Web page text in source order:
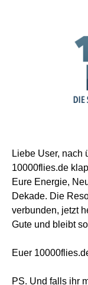
Liebe User, nach
10000flies.de
Eure Energie,
Dekade. Die
verbunden, jetzt
Gute und bleibt
Euer
PS. Und falls ihr